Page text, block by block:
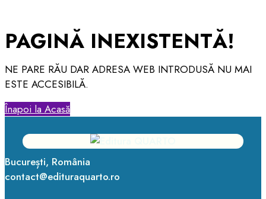
PAGINĂ INEXISTENTĂ!
NE PARE RĂU DAR ADRESA WEB INTRODUSĂ NU MAI
ESTE ACCESIBILĂ.
Înapoi la Acasă
București, România
contact@edituraquarto.ro